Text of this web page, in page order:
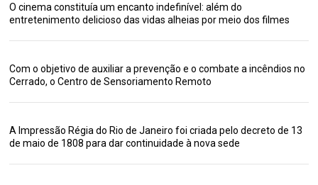
O cinema constituía um encanto indefinível: além do
entretenimento delicioso das vidas alheias por meio dos filmes
Com o objetivo de auxiliar a prevenção e o combate a incêndios no
Cerrado, o Centro de Sensoriamento Remoto
A Impressão Régia do Rio de Janeiro foi criada pelo decreto de 13
de maio de 1808 para dar continuidade à nova sede